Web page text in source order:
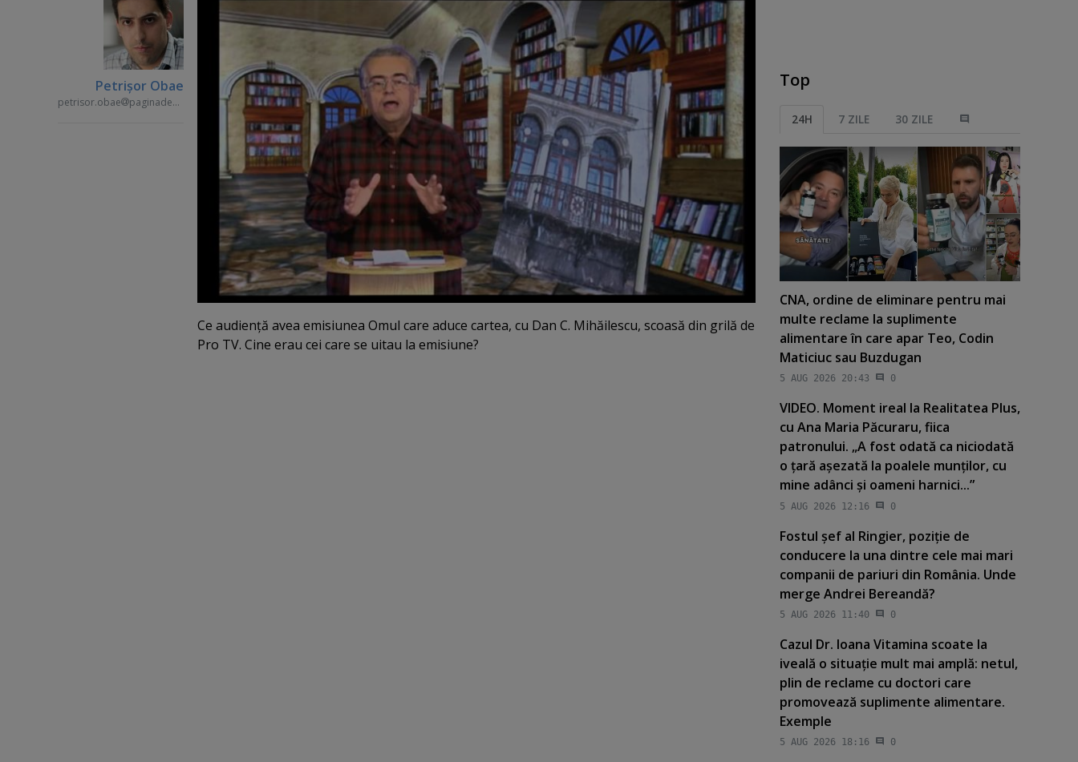
Petrişor Obae
petrisor.obae paginademedia.ro
Ce audienţă avea emisiunea Omul care aduce cartea, cu Dan C. Mihăilescu, scoasă din grilă de
Pro TV. Cine erau cei care se uitau la emisiune?
Top
24H 7 ZILE 30 ZILE
CNA, ordine de eliminare pentru mai
multe reclame la suplimente
alimentare în care apar Teo, Codin
Maticiuc sau Buzdugan
5 AUG 2026 20:43 0
VIDEO. Moment ireal la Realitatea Plus,
cu Ana Maria Păcuraru, fiica
patronului. „A fost odată ca niciodată
o ţară aşezată la poalele munţilor, cu
mine adânci şi oameni harnici...”
5 AUG 2026 12:16 0
Fostul şef al Ringier, poziţie de
conducere la una dintre cele mai mari
companii de pariuri din România. Unde
merge Andrei Bereandă?
5 AUG 2026 11:40 0
Cazul Dr. Ioana Vitamina scoate la
iveală o situaţie mult mai amplă: netul,
plin de reclame cu doctori care
promovează suplimente alimentare.
Exemple
5 AUG 2026 18:16 0